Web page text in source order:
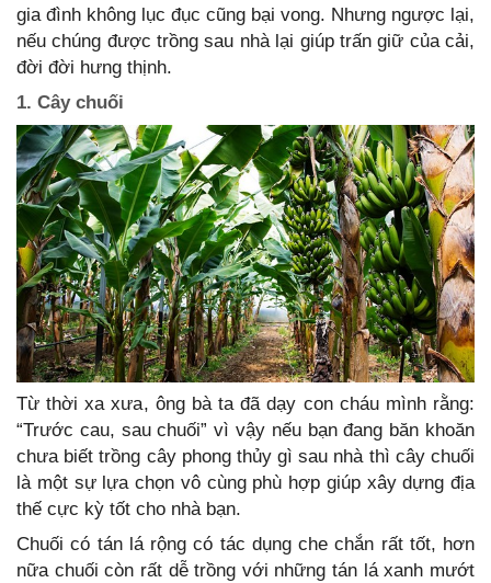
gia đình không lục đục cũng bại vong. Nhưng ngược lại,
nếu chúng được trồng sau nhà lại giúp trấn giữ của cải,
đời đời hưng thịnh.
1. Cây chuối
Từ thời xa xưa, ông bà ta đã dạy con cháu mình rằng:
“Trước cau, sau chuối” vì vậy nếu bạn đang băn khoăn
chưa biết trồng cây phong thủy gì sau nhà thì cây chuối
là một sự lựa chọn vô cùng phù hợp giúp xây dựng địa
thế cực kỳ tốt cho nhà bạn.
Chuối có tán lá rộng có tác dụng che chắn rất tốt, hơn
nữa chuối còn rất dễ trồng với những tán lá xanh mướt